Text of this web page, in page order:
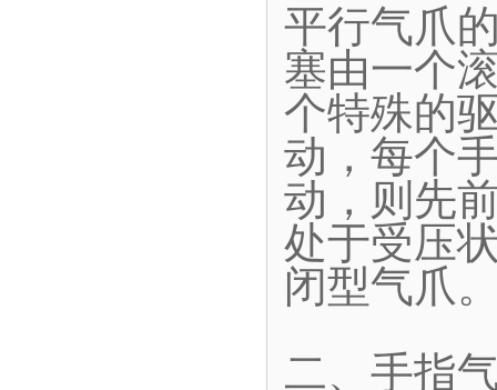
平行气爪
塞由一个
个特殊的
动，每个
动，则先
处于受压
闭型气爪
二、手指